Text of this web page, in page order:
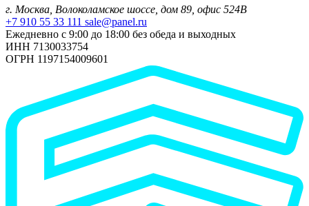
г. Москва, Волоколамское шоссе, дом 89, офис 524В
+7 910 55 33 111 sale@panel.ru
Ежедневно с 9:00 до 18:00 без обеда и выходных
ИНН 7130033754
ОГРН 1197154009601